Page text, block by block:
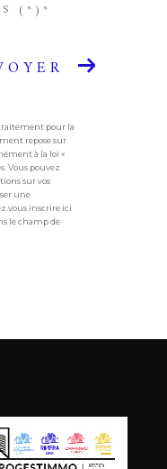
(*)*
pour la
repose sur
à la loi «
Vous pouvez
sur vos
une
vous inscrire ici
le champ de